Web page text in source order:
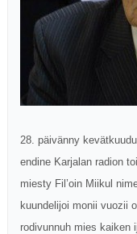
28. päivänny
endine Karjalan radion
miesty Fil’oin Miikul
kuundelijoi monii vuozii
rodivunnuh mies kaiken